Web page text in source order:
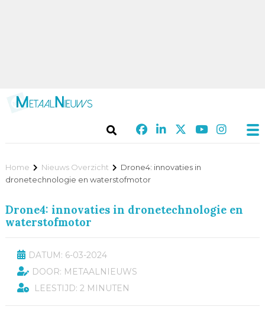
Home Nieuws Overzicht
Drone4: innovaties in
dronetechnologie en waterstofmotor
Drone4: innovaties in dronetechnologie en
waterstofmotor
DATUM: 6-03-2024
DOOR: METAALNIEUWS
LEESTIJD: 2 MINUTEN